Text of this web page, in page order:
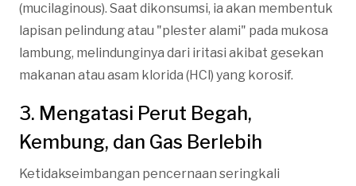
(mucilaginous). Saat dikonsumsi, ia akan membentuk
lapisan pelindung atau "plester alami" pada mukosa
lambung, melindunginya dari iritasi akibat gesekan
makanan atau asam klorida (HCl) yang korosif.
3. Mengatasi Perut Begah,
Kembung, dan Gas Berlebih
Ketidakseimbangan pencernaan seringkali